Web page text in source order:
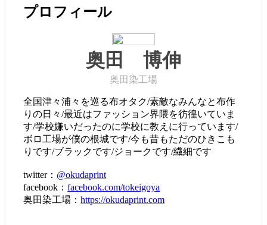
プロフィール
奥田 博伸
奥田染工場
全国津々浦々を巡る布オタク/素敵なみんなと布作
りの日々/最近はファッション界隈を彷徨いていま
す/学校嫌いだったのに学校に教えに行っています/
ボロ工場が僕の根城です/今も昔もただのひきこも
りです/ブラックです/ジョークです/繊細です
twitter： @okudaprint
facebook：facebook.com/tokeigoya
奥田染工場：https://okudaprint.com